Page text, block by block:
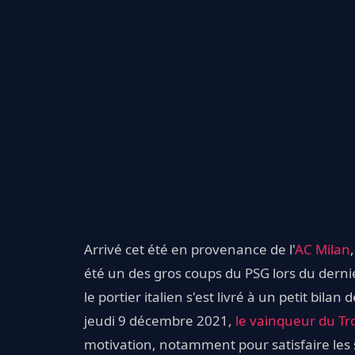
Arrivé cet été en provenance de l'AC Milan
été un des gros coups du PSG lors du
le portier italien s'est livré à un petit bilan
jeudi 9 décembre 2021, le vainqueur du
motivation, notamment pour satisfaire les